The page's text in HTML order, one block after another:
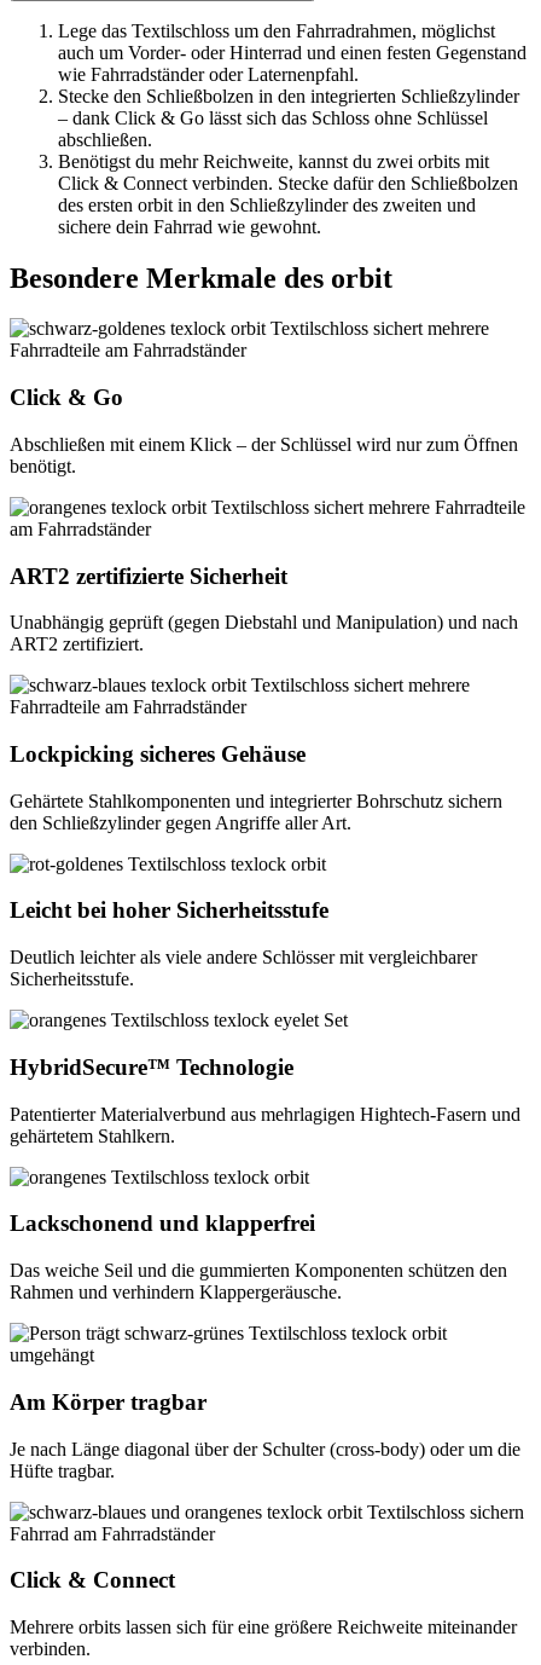
Lege das Textilschloss um den Fahrradrahmen, möglichst
auch um Vorder- oder Hinterrad und einen festen Gegenstand
wie Fahrradständer oder Laternenpfahl.
Stecke den Schließbolzen in den integrierten Schließzylinder
– dank Click & Go lässt sich das Schloss ohne Schlüssel
abschließen.
Benötigst du mehr Reichweite, kannst du zwei orbits mit
Click & Connect verbinden. Stecke dafür den Schließbolzen
des ersten orbit in den Schließzylinder des zweiten und
sichere dein Fahrrad wie gewohnt.
Besondere Merkmale des orbit
Click & Go
Abschließen mit einem Klick – der Schlüssel wird nur zum Öffnen
benötigt.
ART2 zertifizierte Sicherheit
Unabhängig geprüft (gegen Diebstahl und Manipulation) und nach
ART2 zertifiziert.
Lockpicking sicheres Gehäuse
Gehärtete Stahlkomponenten und integrierter Bohrschutz sichern
den Schließzylinder gegen Angriffe aller Art.
Leicht bei hoher Sicherheitsstufe
Deutlich leichter als viele andere Schlösser mit vergleichbarer
Sicherheitsstufe.
HybridSecure™ Technologie
Patentierter Materialverbund aus mehrlagigen Hightech-Fasern und
gehärtetem Stahlkern.
Lackschonend und klapperfrei
Das weiche Seil und die gummierten Komponenten schützen den
Rahmen und verhindern Klappergeräusche.
Am Körper tragbar
Je nach Länge diagonal über der Schulter (cross-body) oder um die
Hüfte tragbar.
Click & Connect
Mehrere orbits lassen sich für eine größere Reichweite miteinander
verbinden.